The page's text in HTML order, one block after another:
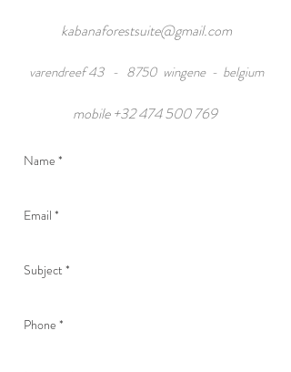
kabanaforestsuite@gmail.com
varendreef 43 - 8750 wingene - belgium
mobile+32 474 500 769